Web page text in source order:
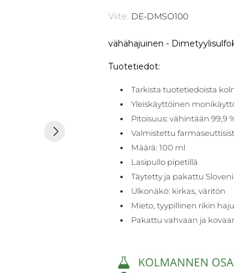
Viite: DE-DMSO100
vähähajuinen -
Tuotetiedot:
Tarkista tuotetiedoista
Yleiskäyttöinen
Pitoisuus: vähintään 99,9
Valmistettu
Määrä: 100 ml
Lasipullo pipetillä
Täytetty ja pakattu
Ulkonäkö: kirkas, väritön
Mieto, tyypillinen rikin
Pakattu vahvaan ja